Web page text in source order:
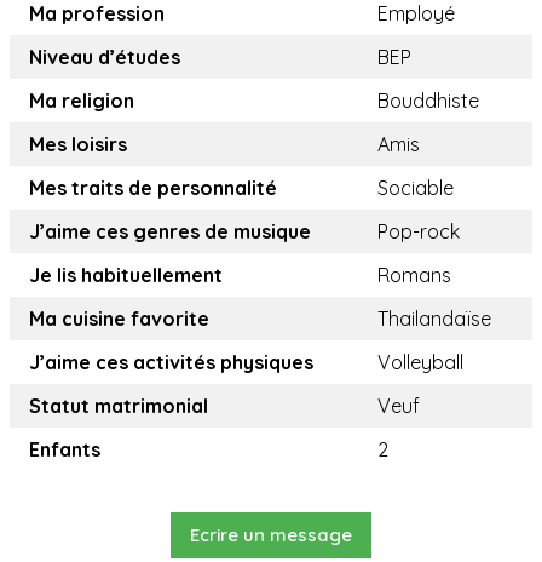
Ma profession
Employé
Niveau d’études
BEP
Ma religion
Bouddhiste
Mes loisirs
Amis
Mes traits de personnalité
Sociable
J’aime ces genres de musique
Pop-rock
Je lis habituellement
Romans
Ma cuisine favorite
Thailandaïse
J’aime ces activités physiques
Volleyball
Statut matrimonial
Veuf
Enfants
2
Ecrire un message